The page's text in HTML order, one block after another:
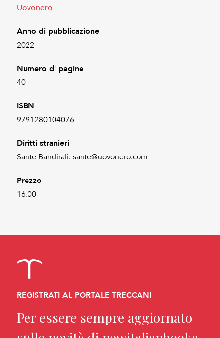
Uovonero
Anno di pubblicazione
2022
Numero di pagine
40
ISBN
9791280104076
Diritti stranieri
Sante Bandirali: sante@uovonero.com
Prezzo
16.00
REGISTRATI AL PORTALE TRECCANI
Per essere sempre aggiornato